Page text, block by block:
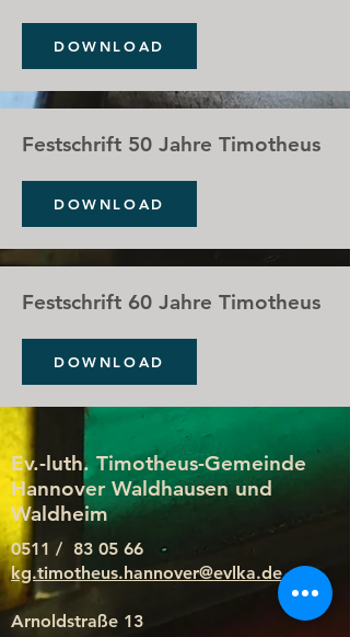
DOWNLOAD
Festschrift 50 Jahre Timotheus
DOWNLOAD
Festschrift 60 Jahre Timotheus
DOWNLOAD
Ev.-luth. Timotheus-Gemeinde
Hannover Waldhausen und
Waldheim
0511 / 83 05 66
kg.timotheus.hannover@evlka.de
Arnoldstraße 13